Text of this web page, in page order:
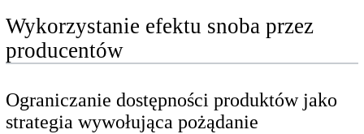
Wykorzystanie efektu snoba przez
producentów
Ograniczanie dostępności produktów jako
strategia wywołująca pożądanie